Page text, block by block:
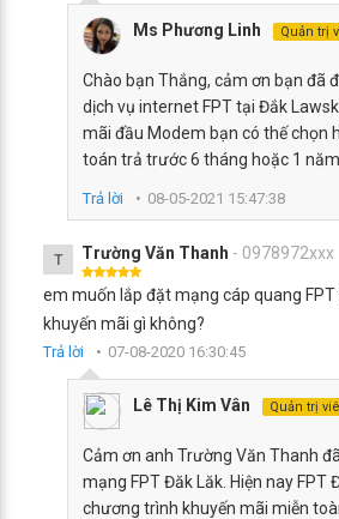
Ms Phương Linh Quản trị
Chào bạn Thắng, cảm ơn bạn đã
dịch vụ internet FPT tại Đắk
mãi đầu Modem bạn có thế chọn
toán trả trước 6 tháng hoặc 1 năm
Trả lời 08-05-2021 15:47:38
T Trường Văn Thanh - 0978972xxx
em muốn lắp đặt mạng cáp quang
khuyến mãi gì không?
Trả lời 07-08-2020 16:30:45
Lê Thị Kim Vân Quản trị
Cảm ơn anh Trường Văn Thanh
mạng FPT Đăk Lăk. Hiện nay FPT
chương trình khuyến mãi miễn